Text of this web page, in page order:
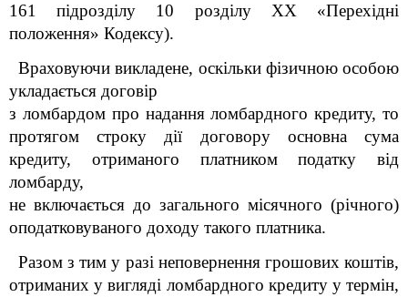
161
підрозділу 10 розділу XX «Перехідні
положення» Кодексу).
Враховуючи викладене, оскільки фізичною особою
укладається договір
з ломбардом про надання ломбардного кредиту, то
протягом строку дії договору основна сума
кредиту, отриманого платником податку від
ломбарду,
не включається до загального місячного (річного)
оподатковуваного доходу такого платника.
Разом з тим у разі неповернення грошових коштів,
отриманих у вигляді ломбардного кредиту у термін,